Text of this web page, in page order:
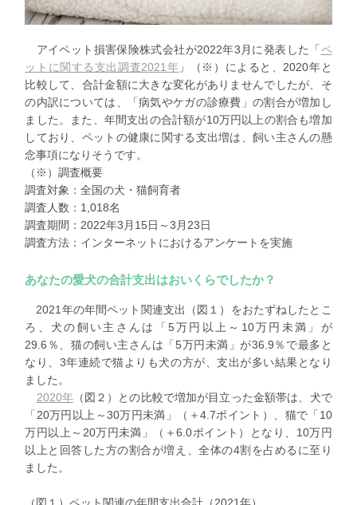
アイペット損害保険株式会社が2022年3月に発表した「 ペ
ットに関する支出調査2021年 」（※）によると、2020年と
比較して、合計金額に大きな変化がありませんでしたが、そ
の内訳については、
「病気やケガの診療費」の割合が増加 し
ました。また、 年間支出の合計額が10万円以上の割合も増加
しており、ペットの健康に関する支出増は、飼い主さんの懸
念事項になりそうです。
（※）調査概要
調査対象：全国の犬・猫飼育者
調査人数：1,018名
調査期間：2022年3月15日～3月23日
調査方法：インターネットにおけるアンケートを実施
あなたの愛犬の合計支出はおいくらでしたか？
2021年の年間ペット関連支出（図１）をおたずねしたとこ
ろ、犬の飼い主さんは「5万円以上～10万円未満」が
29.6％、猫の飼い主さんは「5万円未満」が36.9％で最多と
なり、3年連続で猫よりも犬の方が、支出が多い結果となり
ました。
2020年（図２）との比較で増加が目立った金額帯は、犬で
「20万円以上～30万円未満」（＋4.7ポイント）、猫で「10
万円以上～20万円未満」（＋6.0ポイント）となり、 10万円
以上と回答した方の割合が増え、全体の4割 を占めるに至り
ました。
（図１）ペット関連の年間支出合計（2021年）